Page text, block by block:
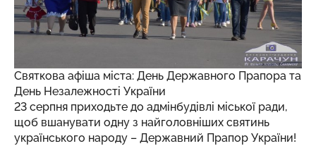
Святкова афіша міста: День Державного Прапора та
День Незалежності України
23 серпня приходьте до адмінбудівлі міської ради,
щоб вшанувати одну з найголовніших святинь
українського народу – Державний Прапор України!